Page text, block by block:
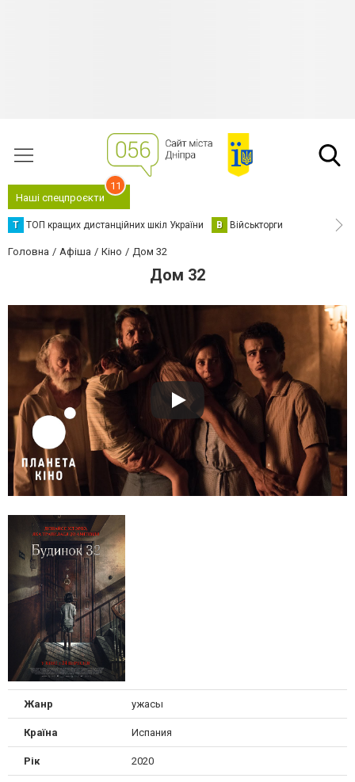
Наші спецпроєкти
11
Т ТОП кращих дистанційних шкіл України В Військторги
Головна Афіша Кіно Дом 32
Дом 32
Жанр ужасы
Країна Испания
Рік 2020